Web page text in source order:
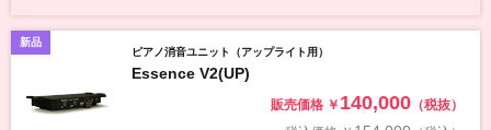
新品
ピアノ消音ユニット（アップライト用）
Essence V2(UP)
販売価格 ￥ 140,000 （税抜）